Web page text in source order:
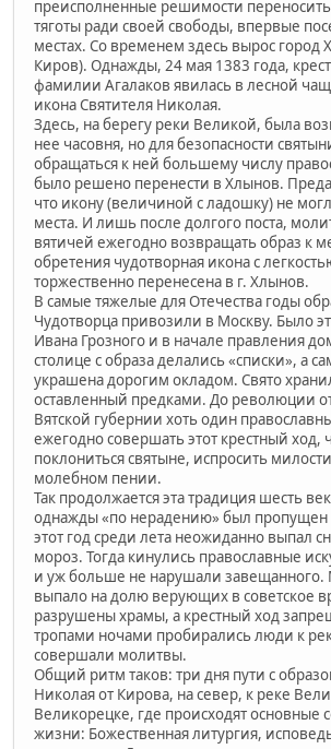
преисполненные решимости
тяготы ради своей свободы, впервые
местах. Со временем здесь вырос город
Киров). Однажды, 24 мая 1383 года,
фамилии Агалаков явилась в лесной
икона Святителя Николая.
Здесь, на берегу реки Великой, была
нее часовня, но для безопасности
обращаться к ней большему числу
было решено перенести в Хлынов.
что икону (величиной с ладошку) не
места. И лишь после долгого поста,
вятичей ежегодно возвращать образ к
обретения чудотворная икона с
торжественно перенесена в г. Хлынов.
В самые тяжелые для Отечества годы
Чудотворца привозили в Москву. Было
Ивана Грозного и в начале правления
столице с образа делались «списки», а
украшена дорогим окладом. Свято
оставленный предками. До революции
Вятской губернии хоть один
ежегодно совершать этот крестный ход,
поклониться святыне, испросить
молебном пении.
Так продолжается эта традиция шесть
однажды «по нерадению» был пропущен
этот год среди лета неожиданно выпал
мороз. Тогда кинулись православные
и уж больше не нарушали завещанного.
выпало на долю верующих в советское
разрушены храмы, а крестный ход
тропами ночами пробирались люди к
совершали молитвы.
Общий ритм таков: три дня пути с
Николая от Кирова, на север, к реке
Великорецке, где происходят основные
жизни: Божественная литургия,